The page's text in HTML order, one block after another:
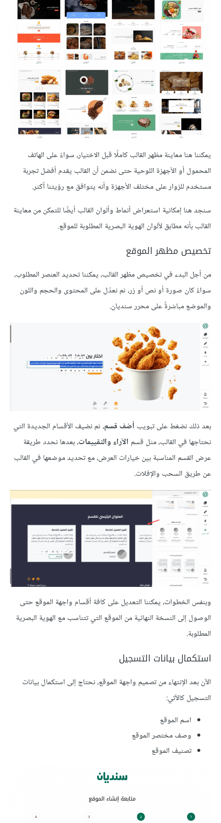
يمكننا هنا معاينة مظهر القالب كاملًا قبل الاختيار، سواءً على الهاتف
المحمول أو الأجهزة اللوحية حتى نضمن أن القالب يقدم أفضل تجربة
مستخدم للزوار على مختلف الأجهزة وأنه يتوافق مع رؤيتنا أكثر.
سنجد هنا إمكانية استعراض أنماط وألوان القالب أيضًا للتمكن من معاينة
القالب بأنه مطابق لألوان الهوية البصرية المطلوبة للموقع.
تخصيص مظهر الموقع
من أجل البدء في تخصيص مظهر القالب، يمكننا تحديد العنصر المطلوب،
سواءً كان صورة أو نص أو زر، ثم نعدّل على المحتوى والحجم واللون
والموضع مباشرةً على محرر سنديان.
بعد ذلك نضغط على تبويب أضف قسم، ثم نضيف الأقسام الجديدة التي
نحتاجها في القالب، مثل قسم الآراء والتقييمات، بعدها نحدد طريقة
عرض القسم المناسبة بين خيارات العرض، مع تحديد موضعها في القالب
عن طريق السحب والإفلات.
وبنفس الخطوات، يمكننا التعديل على كافة أقسام واجهة الموقع حتى
الوصول إلى النسخة النهائية من الموقع التي تتناسب مع الهوية البصرية
المطلوبة.
استكمال بيانات التسجيل
الآن بعد الإنتهاء من تصميم واجهة الموقع، نحتاج إلى استكمال بيانات
التسجيل كالآتي:
اسم الموقع
وصف مختصر الموقع
تصنيف الموقع